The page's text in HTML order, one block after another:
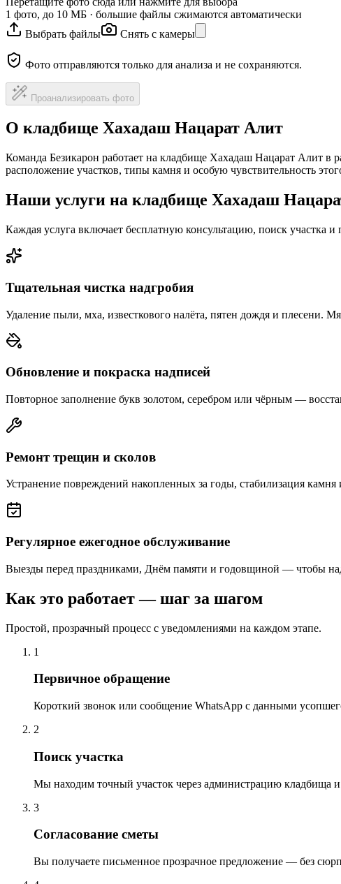
1 фото, до 10 МБ · большие файлы сжимаются автоматически
Выбрать файлы
Снять с камеры
Фото отправляются только для анализа и не сохраняются.
Проанализировать фото
О кладбище Хахадаш Нацарат Алит
Команда Безикарон работает на кладбище Хахадаш Нацарат Алит в
расположение участков, типы камня и особую чувствительность
Наши услуги на кладбище Хахадаш
Каждая услуга включает бесплатную консультацию, поиск участка
Тщательная чистка надгробия
Удаление пыли, мха, известкового налёта, пятен дождя и плесени.
Обновление и покраска надписей
Повторное заполнение букв золотом, серебром или чёрным —
Ремонт трещин и сколов
Устранение повреждений накопленных за годы, стабилизация
Регулярное ежегодное обслуживание
Выезды перед праздниками, Днём памяти и годовщиной — чтобы
Как это работает — шаг за шагом
Простой, прозрачный процесс с уведомлениями на каждом этапе.
1
Первичное обращение
Короткий звонок или сообщение WhatsApp с данными
2
Поиск участка
Мы находим точный участок через администрацию кладбища
3
Согласование сметы
Вы получаете письменное прозрачное предложение — без